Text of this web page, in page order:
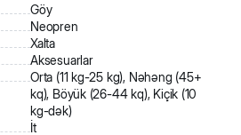
Göy
Neopren
Xalta
Aksesuarlar
Orta (11 kg-25 kg), Nəhəng (45+
kq), Böyük (26-44 kq), Kiçik (10
kg-dək)
İt